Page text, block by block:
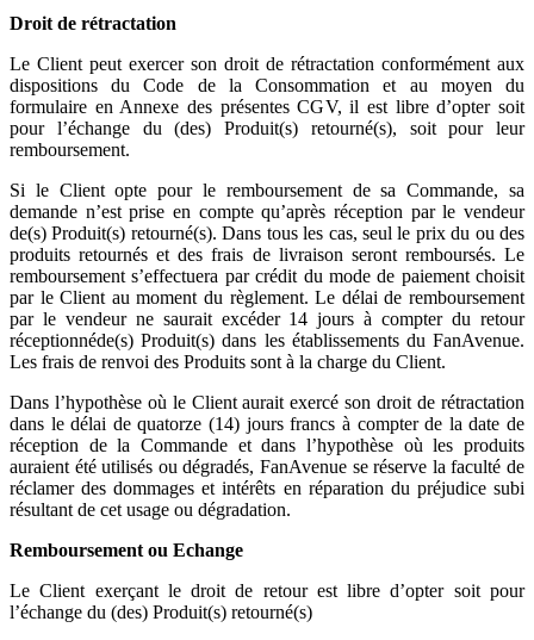
Droit de rétractation
Le Client peut exercer son droit de rétractation conformément aux
dispositions du Code de la Consommation et au moyen du
formulaire en Annexe des présentes CGV, il est libre d’opter soit
pour l’échange du (des) Produit(s) retourné(s), soit pour leur
remboursement.
Si le Client opte pour le remboursement de sa Commande, sa
demande n’est prise en compte qu’après réception par le vendeur
de(s) Produit(s) retourné(s). Dans tous les cas, seul le prix du ou des
produits retournés et des frais de livraison seront remboursés. Le
remboursement s’effectuera par crédit du mode de paiement choisit
par le Client au moment du règlement. Le délai de remboursement
par le vendeur ne saurait excéder 14 jours à compter du retour
réceptionnéde(s) Produit(s) dans les établissements du FanAvenue.
Les frais de renvoi des Produits sont à la charge du Client.
Dans l’hypothèse où le Client aurait exercé son droit de rétractation
dans le délai de quatorze (14) jours francs à compter de la date de
réception de la Commande et dans l’hypothèse où les produits
auraient été utilisés ou dégradés, FanAvenue se réserve la faculté de
réclamer des dommages et intérêts en réparation du préjudice subi
résultant de cet usage ou dégradation.
Remboursement ou Echange
Le Client exerçant le droit de retour est libre d’opter soit pour
l’échange du (des) Produit(s) retourné(s)